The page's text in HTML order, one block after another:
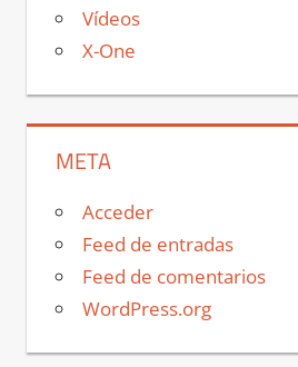
Vídeos
X-One
META
Acceder
Feed de entradas
Feed de comentarios
WordPress.org